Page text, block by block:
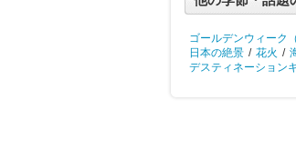
ゴールデンウィーク
日本の絶景 / 花火 /
デスティネーション